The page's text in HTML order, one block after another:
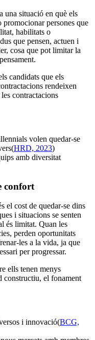
situació en què els
persones que
habilitats o
que pensen, actuen i
cosa que pot limitar la
candidats que els
rendeixen
contractacions
volen quedar-se
HRD, 2023)
amb diversitat
confort
el cost de quedar-se dins
i situacions se senten
és limitat. Quan les
perden oportunitats
les a la vida, ja que
per progressar.
ells tenen menys
constructiu, el fonament
i innovació(BCG,